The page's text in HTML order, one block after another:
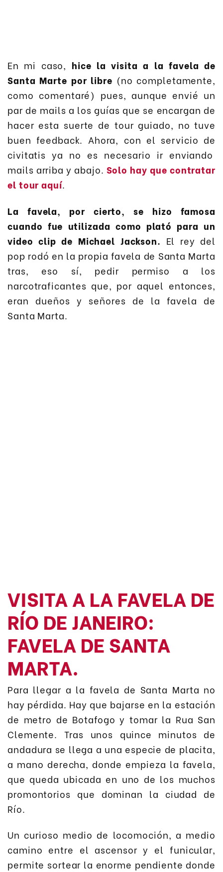
En mi caso, hice la visita a la favela de
Santa Marte por libre (no completamente,
como comentaré) pues, aunque envié un
par de mails a los guías que se encargan de
hacer esta suerte de tour guiado, no tuve
buen feedback. Ahora, con el servicio de
civitatis ya no es necesario ir enviando
mails arriba y abajo. Solo hay que contratar
el tour aquí.
La favela, por cierto, se hizo famosa
cuando fue utilizada como plató para un
video clip de Michael Jackson. El rey del
pop rodó en la propia favela de Santa Marta
tras, eso sí, pedir permiso a los
narcotraficantes que, por aquel entonces,
eran dueños y señores de la favela de
Santa Marta.
VISITA A LA FAVELA DE
RÍO DE JANEIRO:
FAVELA DE SANTA
MARTA.
Para llegar a la favela de Santa Marta no
hay pérdida. Hay que bajarse en la estación
de metro de Botafogo y tomar la Rua San
Clemente. Tras unos quince minutos de
andadura se llega a una especie de placita,
a mano derecha, donde empieza la favela,
que queda ubicada en uno de los muchos
promontorios que dominan la ciudad de
Río.
Un curioso medio de locomoción, a medio
camino entre el ascensor y el funicular,
permite sortear la enorme pendiente donde